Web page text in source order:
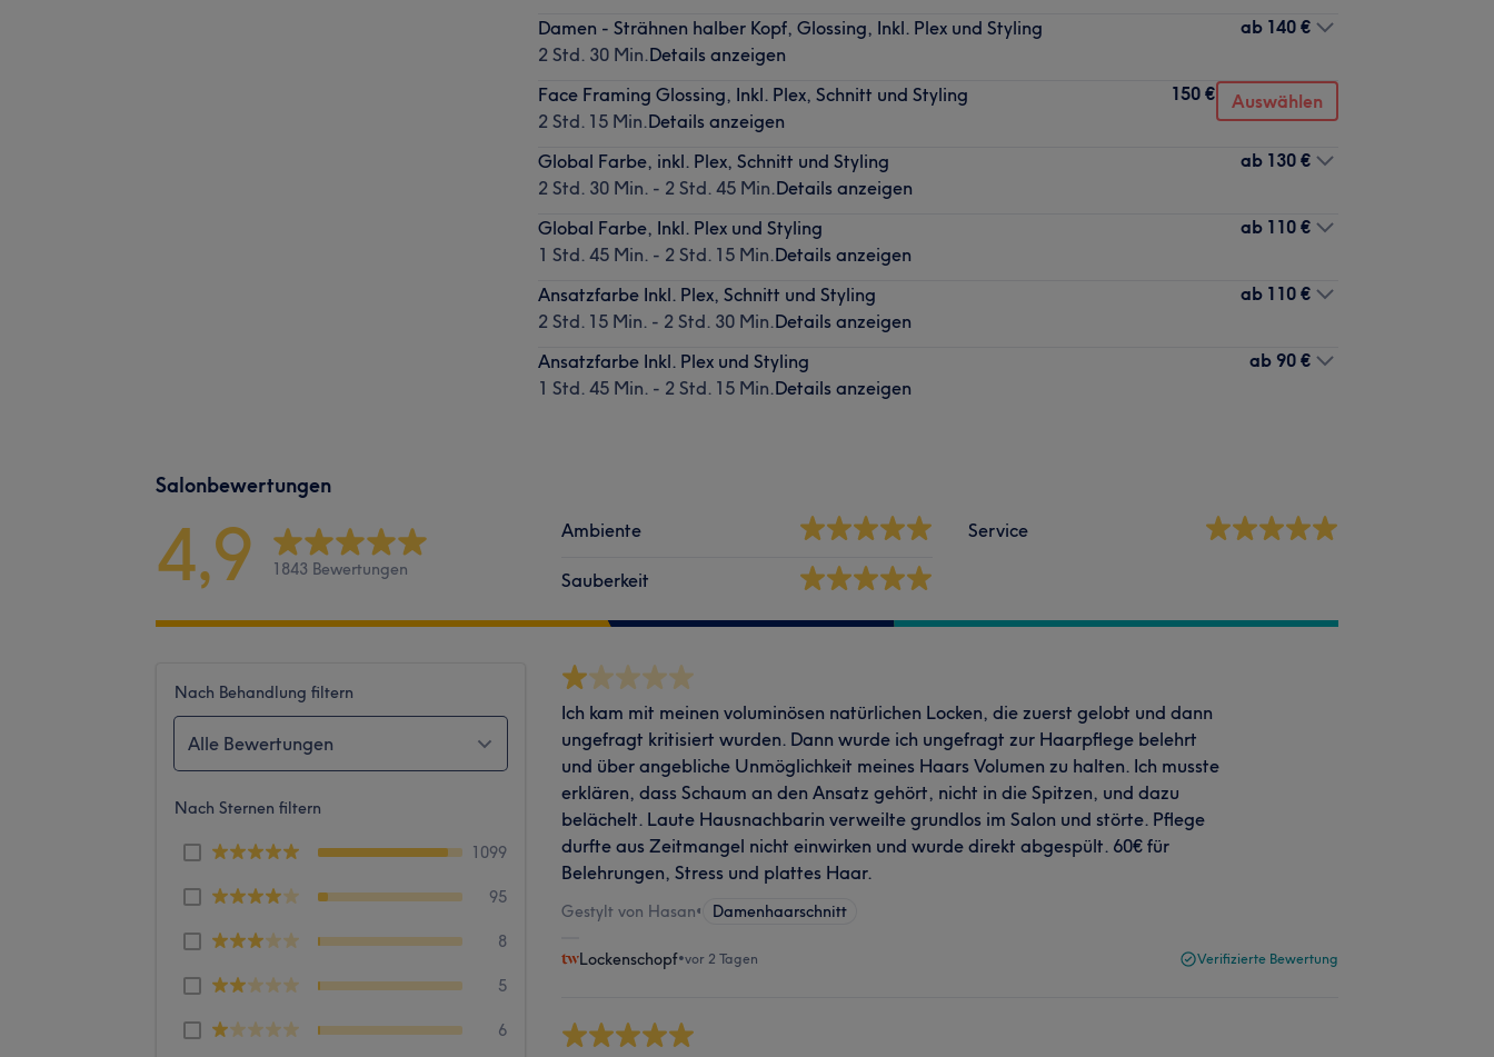
Damen - Strähnen halber Kopf, Glossing, Inkl. Plex und Styling
2 Std. 30 Min.Details anzeigen
ab 140 €
Face Framing Glossing, Inkl. Plex, Schnitt und Styling
2 Std. 15 Min.Details anzeigen
150 € Auswählen
Global Farbe, inkl. Plex, Schnitt und Styling
2 Std. 30 Min. - 2 Std. 45 Min.Details anzeigen
ab 130 €
Global Farbe, Inkl. Plex und Styling
1 Std. 45 Min. - 2 Std. 15 Min.Details anzeigen
ab 110 €
Ansatzfarbe Inkl. Plex, Schnitt und Styling
2 Std. 15 Min. - 2 Std. 30 Min.Details anzeigen
ab 110 €
Ansatzfarbe Inkl. Plex und Styling
1 Std. 45 Min. - 2 Std. 15 Min.Details anzeigen
ab 90 €
Salonbewertungen
4,9 1843 Bewertungen
Ambiente
Sauberkeit
Service
Nach Behandlung filtern
Alle Bewertungen
Nach Sternen filtern
1099
95
8
5
6
Ich kam mit meinen voluminösen natürlichen Locken, die zuerst gelobt und dann
ungefragt kritisiert wurden. Dann wurde ich ungefragt zur Haarpflege belehrt
und über angebliche Unmöglichkeit meines Haars Volumen zu halten. Ich musste
erklären, dass Schaum an den Ansatz gehört, nicht in die Spitzen, und dazu
belächelt. Laute Hausnachbarin verweilte grundlos im Salon und störte. Pflege
durfte aus Zeitmangel nicht einwirken und wurde direkt abgespült. 60€ für
Belehrungen, Stress und plattes Haar.
Gestylt von Hasan• Damenhaarschnitt
Lockenschopf•vor 2 Tagen Verifizierte Bewertung